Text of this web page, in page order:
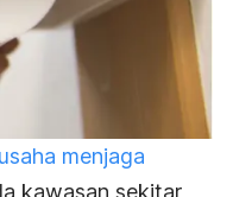
menjaga
kawasan sekitar